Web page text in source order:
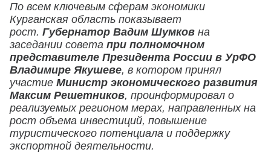
По всем ключевым сферам экономики
Курганская область показывает
рост. Губернатор Вадим Шумков на
заседании совета при полномочном
представителе Президента России в УрФО
Владимире Якушеве, в котором принял
участие Министр экономического развития
Максим Решетников, проинформировал о
реализуемых регионом мерах, направленных на
рост объема инвестиций, повышение
туристического потенциала и поддержку
экспортной деятельности.